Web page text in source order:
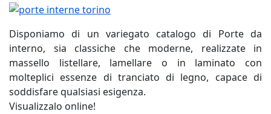
Disponiamo di un variegato catalogo di Porte da
interno, sia classiche che moderne, realizzate in
massello listellare, lamellare o in laminato con
molteplici essenze di tranciato di legno, capace di
soddisfare qualsiasi esigenza.
Visualizzalo online!